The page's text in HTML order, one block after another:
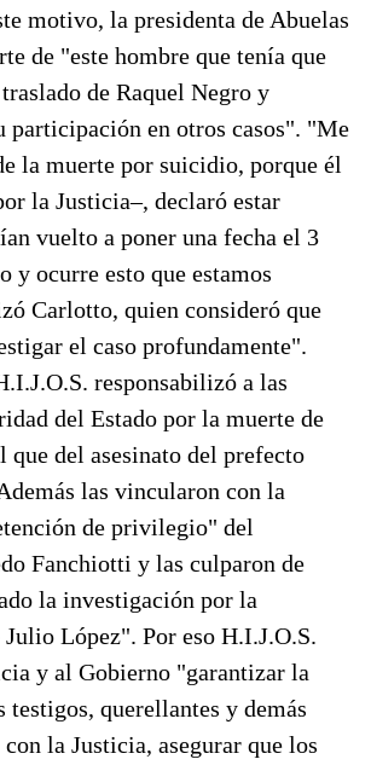
motivo, la presidenta de Abuelas
de "este hombre que tenía que
de Raquel Negro y
participación en otros casos". "Me
la muerte por suicidio, porque él
la Justicia–, declaró estar
vuelto a poner una fecha el 3
y ocurre esto que estamos
Carlotto, quien consideró que
el caso profundamente".
responsabilizó a las
del Estado por la muerte de
que del asesinato del prefecto
las vincularon con la
de privilegio" del
Fanchiotti y las culparon de
la investigación por la
López". Por eso H.I.J.O.S.
y al Gobierno "garantizar la
testigos, querellantes y demás
la Justicia, asegurar que los